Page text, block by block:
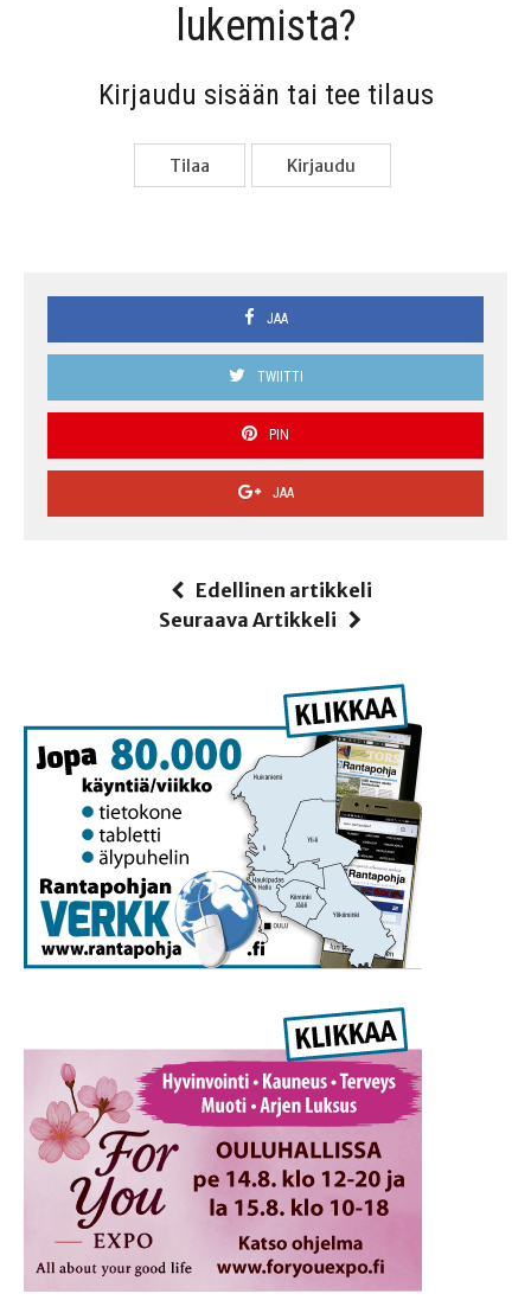
lukemista?
Kir­jau­du sisään tai tee tilaus
Tilaa Kir­jau­du
JAA
TWIITTI
PIN
JAA
Edellinen artikkeli
Seuraava Artikkeli